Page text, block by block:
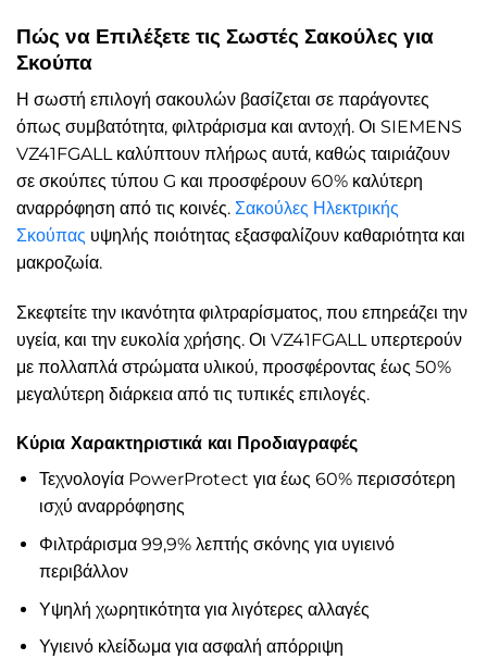
Πώς να Επιλέξετε τις Σωστές Σακούλες για
Σκούπα
Η σωστή επιλογή σακουλών βασίζεται σε παράγοντες
όπως συμβατότητα, φιλτράρισμα και αντοχή. Οι SIEMENS
VZ41FGALL καλύπτουν πλήρως αυτά, καθώς ταιριάζουν
σε σκούπες τύπου G και προσφέρουν 60% καλύτερη
αναρρόφηση από τις κοινές. Σακούλες Ηλεκτρικής
Σκούπας υψηλής ποιότητας εξασφαλίζουν καθαριότητα και
μακροζωία.
Σκεφτείτε την ικανότητα φιλτραρίσματος, που επηρεάζει την
υγεία, και την ευκολία χρήσης. Οι VZ41FGALL υπερτερούν
με πολλαπλά στρώματα υλικού, προσφέροντας έως 50%
μεγαλύτερη διάρκεια από τις τυπικές επιλογές.
Κύρια Χαρακτηριστικά και Προδιαγραφές
Τεχνολογία PowerProtect για έως 60% περισσότερη
ισχύ αναρρόφησης
Φιλτράρισμα 99,9% λεπτής σκόνης για υγιεινό
περιβάλλον
Υψηλή χωρητικότητα για λιγότερες αλλαγές
Υγιεινό κλείδωμα για ασφαλή απόρριψη